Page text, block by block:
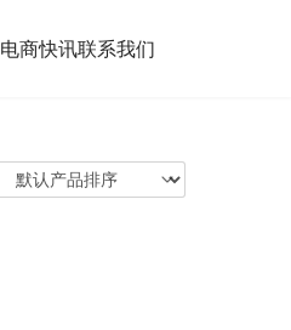
电商快讯联系我们